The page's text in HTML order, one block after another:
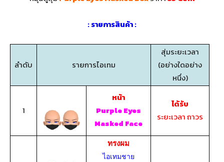
: รายการสินค้า :
ลำดับ รายการไอเทม
สุ่มระยะเวลา
(อย่างใดอย่าง
หนึ่ง)
1
หน้า
Purple Eyes
Masked Face
ได้รับ
ระยะเวลา ถาวร
ทรงผม
ไอเทมชาย